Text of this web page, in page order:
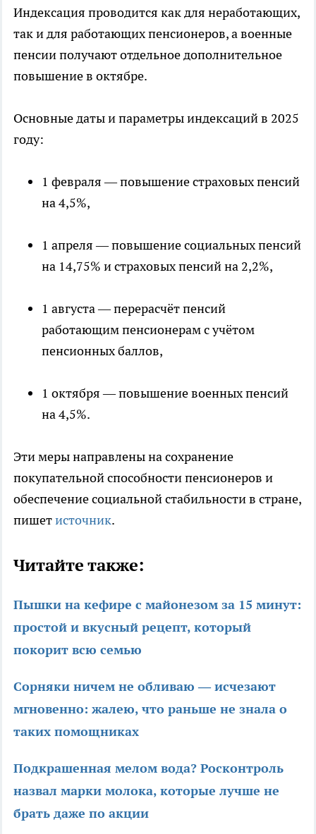
Индексация проводится как для неработающих,
так и для работающих пенсионеров, а военные
пенсии получают отдельное дополнительное
повышение в октябре.
Основные даты и параметры индексаций в 2025
году:
1 февраля — повышение страховых пенсий
на 4,5%,
1 апреля — повышение социальных пенсий
на 14,75% и страховых пенсий на 2,2%,
1 августа — перерасчёт пенсий
работающим пенсионерам с учётом
пенсионных баллов,
1 октября — повышение военных пенсий
на 4,5%.
Эти меры направлены на сохранение
покупательной способности пенсионеров и
обеспечение социальной стабильности в стране,
пишетисточник.
Читайте также:
Пышки на кефире с майонезом за 15 минут:
простой и вкусный рецепт, который
покорит всю семью
Сорняки ничем не обливаю — исчезают
мгновенно: жалею, что раньше не знала о
таких помощниках
Подкрашенная мелом вода? Росконтроль
назвал марки молока, которые лучше не
брать даже по акции